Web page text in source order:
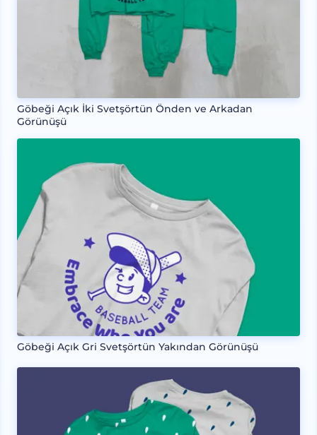
Göbeği Açık İki Svetşörtün Önden ve Arkadan
Görünüşü
Göbeği Açık Gri Svetşörtün Yakından Görünüşü